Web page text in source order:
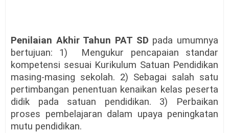
Penilaian Akhir Tahun PAT SD pada umumnya
bertujuan: 1)
Mengukur pencapaian standar
kompetensi sesuai Kurikulum Satuan Pendidikan
masing-masing sekolah. 2) Sebagai salah satu
pertimbangan penentuan kenaikan kelas peserta
didik pada satuan pendidikan. 3) Perbaikan
proses pembelajaran dalam upaya peningkatan
mutu pendidikan.